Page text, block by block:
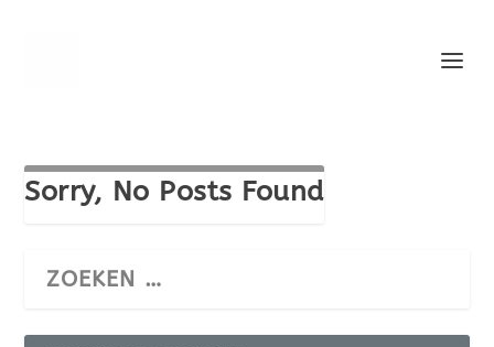
Sorry, No Posts Found